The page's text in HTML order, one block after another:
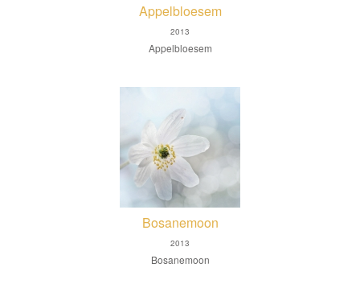
Appelbloesem
2013
Appelbloesem
Bosanemoon
2013
Bosanemoon